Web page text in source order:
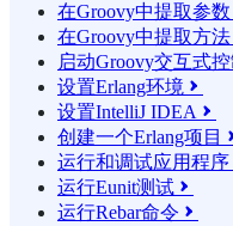
在Groovy中提取参数
在Groovy中提取方法
启动Groovy交互式
设置Erlang环境 
设置IntelliJ IDEA 
创建一个Erlang项目
运行和调试应用程序
运行Eunit测试 
运行Rebar命令 